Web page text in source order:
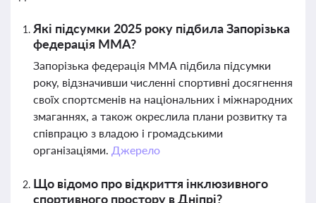
Які підсумки 2025 року підбила Запорізька
федерація ММА?
Запорізька федерація ММА підбила підсумки
року, відзначивши численні спортивні досягнення
своїх спортсменів на національних і міжнародних
змаганнях, а також окреслила плани розвитку та
співпрацю з владою і громадськими
організаціями. Джерело
Що відомо про відкриття інклюзивного
спортивного простору в Дніпрі?